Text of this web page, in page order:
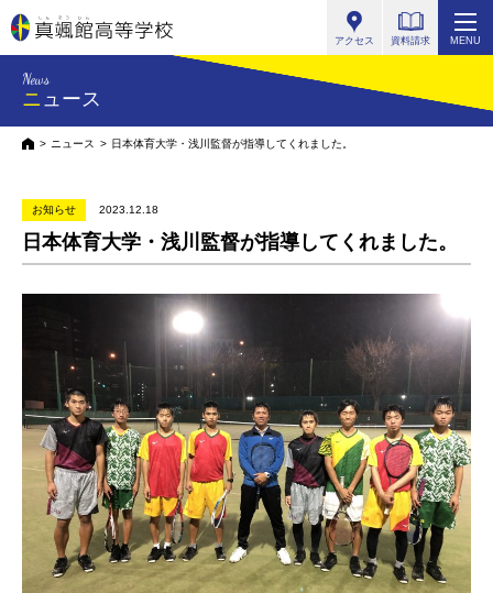
アクセス 資料請求 MENU
News
ニュース
HOMEニュース 日本体育大学・浅川監督が指導してくれました。
お知らせ 2023.12.18
日本体育大学・浅川監督が指導してくれました。